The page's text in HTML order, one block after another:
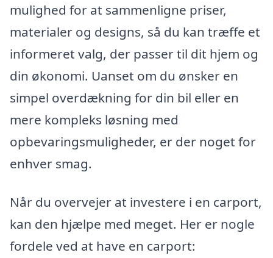
mulighed for at sammenligne priser,
materialer og designs, så du kan træffe et
informeret valg, der passer til dit hjem og
din økonomi. Uanset om du ønsker en
simpel overdækning for din bil eller en
mere kompleks løsning med
opbevaringsmuligheder, er der noget for
enhver smag.
Når du overvejer at investere i en carport,
kan den hjælpe med meget. Her er nogle
fordele ved at have en carport: